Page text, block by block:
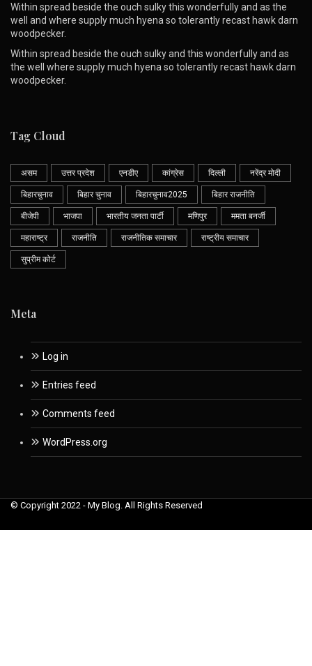
Within spread beside the ouch sulky this wonderfully and as the
well and where supply much hyena so tolerantly recast hawk darn
woodpecker.
Within spread beside the ouch sulky and this wonderfully and as
the well where supply much hyena so tolerantly recast hawk darn
woodpecker.
Tag Cloud
असम उत्तर प्रदेश एनडीए कांग्रेस दिल्ली नरेंद्र मोदी
बिहारचुनाव बिहार चुनाव बिहारचुनाव2025 बिहार राजनीति
बीजेपी भाजपा भारतीय जनता पार्टी मणिपुर ममता बनर्जी
महाराष्ट्र राजनीति राजनीतिक समाचार राष्ट्रीय समाचार
सुप्रीम कोर्ट
Meta
Log in
Entries feed
Comments feed
WordPress.org
© Copyright 2022 - My Blog. All Rights Reserved